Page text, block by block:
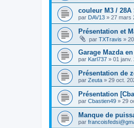
couleur M3 / 28A
par DAV13 » 27 mars
Présentation et
par TXTravis »
Garage Mazda
par Karl737 » 01 janv.
Présentation de
par Zeuta » 29 oct.
Présentation
par Cbastien49 » 29
Manque de
par